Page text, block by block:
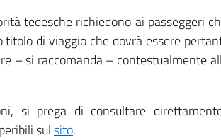
tedesche richiedono ai passeggeri
titolo di viaggio che dovrà essere
– si raccomanda – contestualmente
si prega di consultare
sulsito.